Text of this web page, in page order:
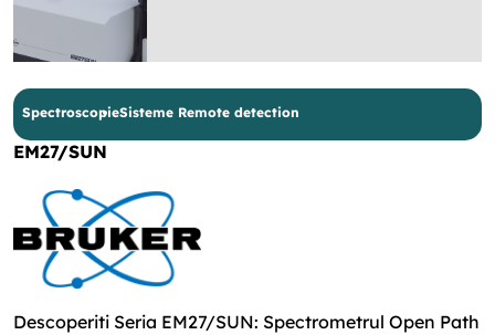
SpectroscopieSisteme Remote detection
EM27/SUN
Descoperiti Seria EM27/SUN: Spectrometrul Open Path